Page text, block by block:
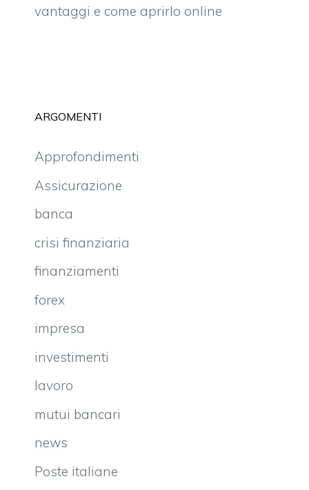
vantaggi e come aprirlo online
ARGOMENTI
Approfondimenti
Assicurazione
banca
crisi finanziaria
finanziamenti
forex
impresa
investimenti
lavoro
mutui bancari
news
Poste italiane